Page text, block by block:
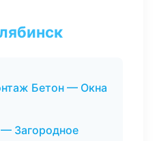
Бетон — Окна
Загородное